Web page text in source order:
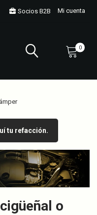
Socios B2B Mi cuenta
0
tu refacción.
o